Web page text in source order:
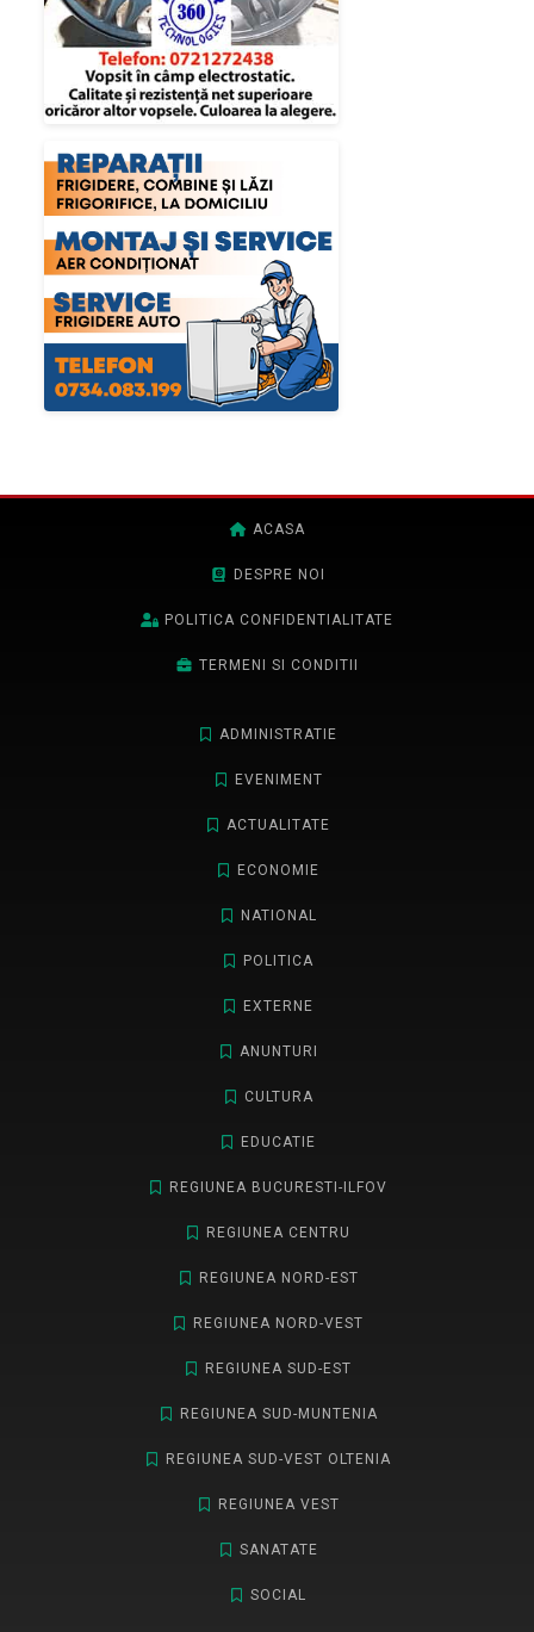
ACASA
DESPRE NOI
POLITICA CONFIDENTIALITATE
TERMENI SI CONDITII
ADMINISTRATIE
EVENIMENT
ACTUALITATE
ECONOMIE
NATIONAL
POLITICA
EXTERNE
ANUNTURI
CULTURA
EDUCATIE
REGIUNEA BUCURESTI-ILFOV
REGIUNEA CENTRU
REGIUNEA NORD-EST
REGIUNEA NORD-VEST
REGIUNEA SUD-EST
REGIUNEA SUD-MUNTENIA
REGIUNEA SUD-VEST OLTENIA
REGIUNEA VEST
SANATATE
SOCIAL